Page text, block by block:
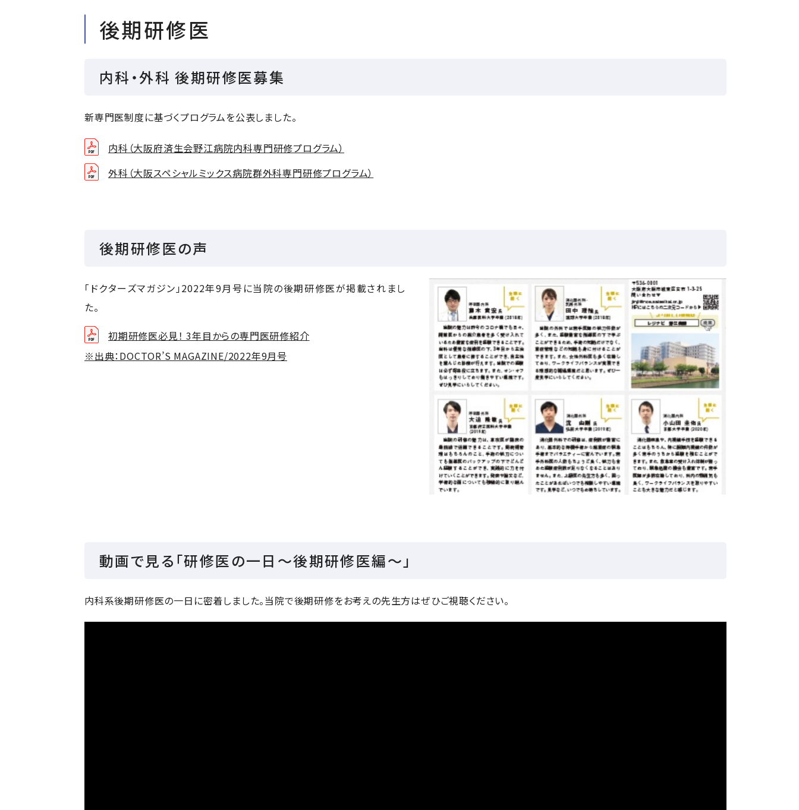
後期研修医
内科・外科 後期研修医募集
新専門医制度に基づくプログラムを公表しました。
内科（大阪府済生会野江病院内科専門研修プログラム）
外科（大阪スペシャルミックス病院群外科専門研修プログラム）
後期研修医の声
「ドクターズマガジン」2022年9月号に当院の後期研修医が掲載されまし
た。
初期研修医必見！ 3年目からの専門医研修紹介
※出典：DOCTOR’S MAGAZINE/2022年9月号
動画で見る「研修医の一日～後期研修医編～」
内科系後期研修医の一日に密着しました。当院で後期研修をお考えの先生方はぜひご視聴ください。